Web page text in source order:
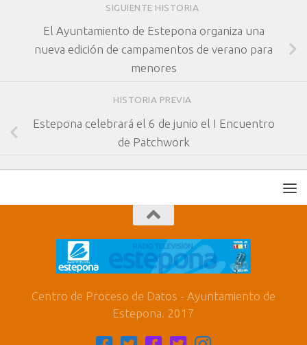
SIGUIENTE HISTORIA
El Ayuntamiento de Estepona organiza una
nueva edición de campamentos de verano para
menores
HISTORIA PREVIA
Estepona celebrará el 6 de junio el I Encuentro
de Patchwork
Centro de Proceso de Datos - Ayuntamiento de
Estepona. 2017